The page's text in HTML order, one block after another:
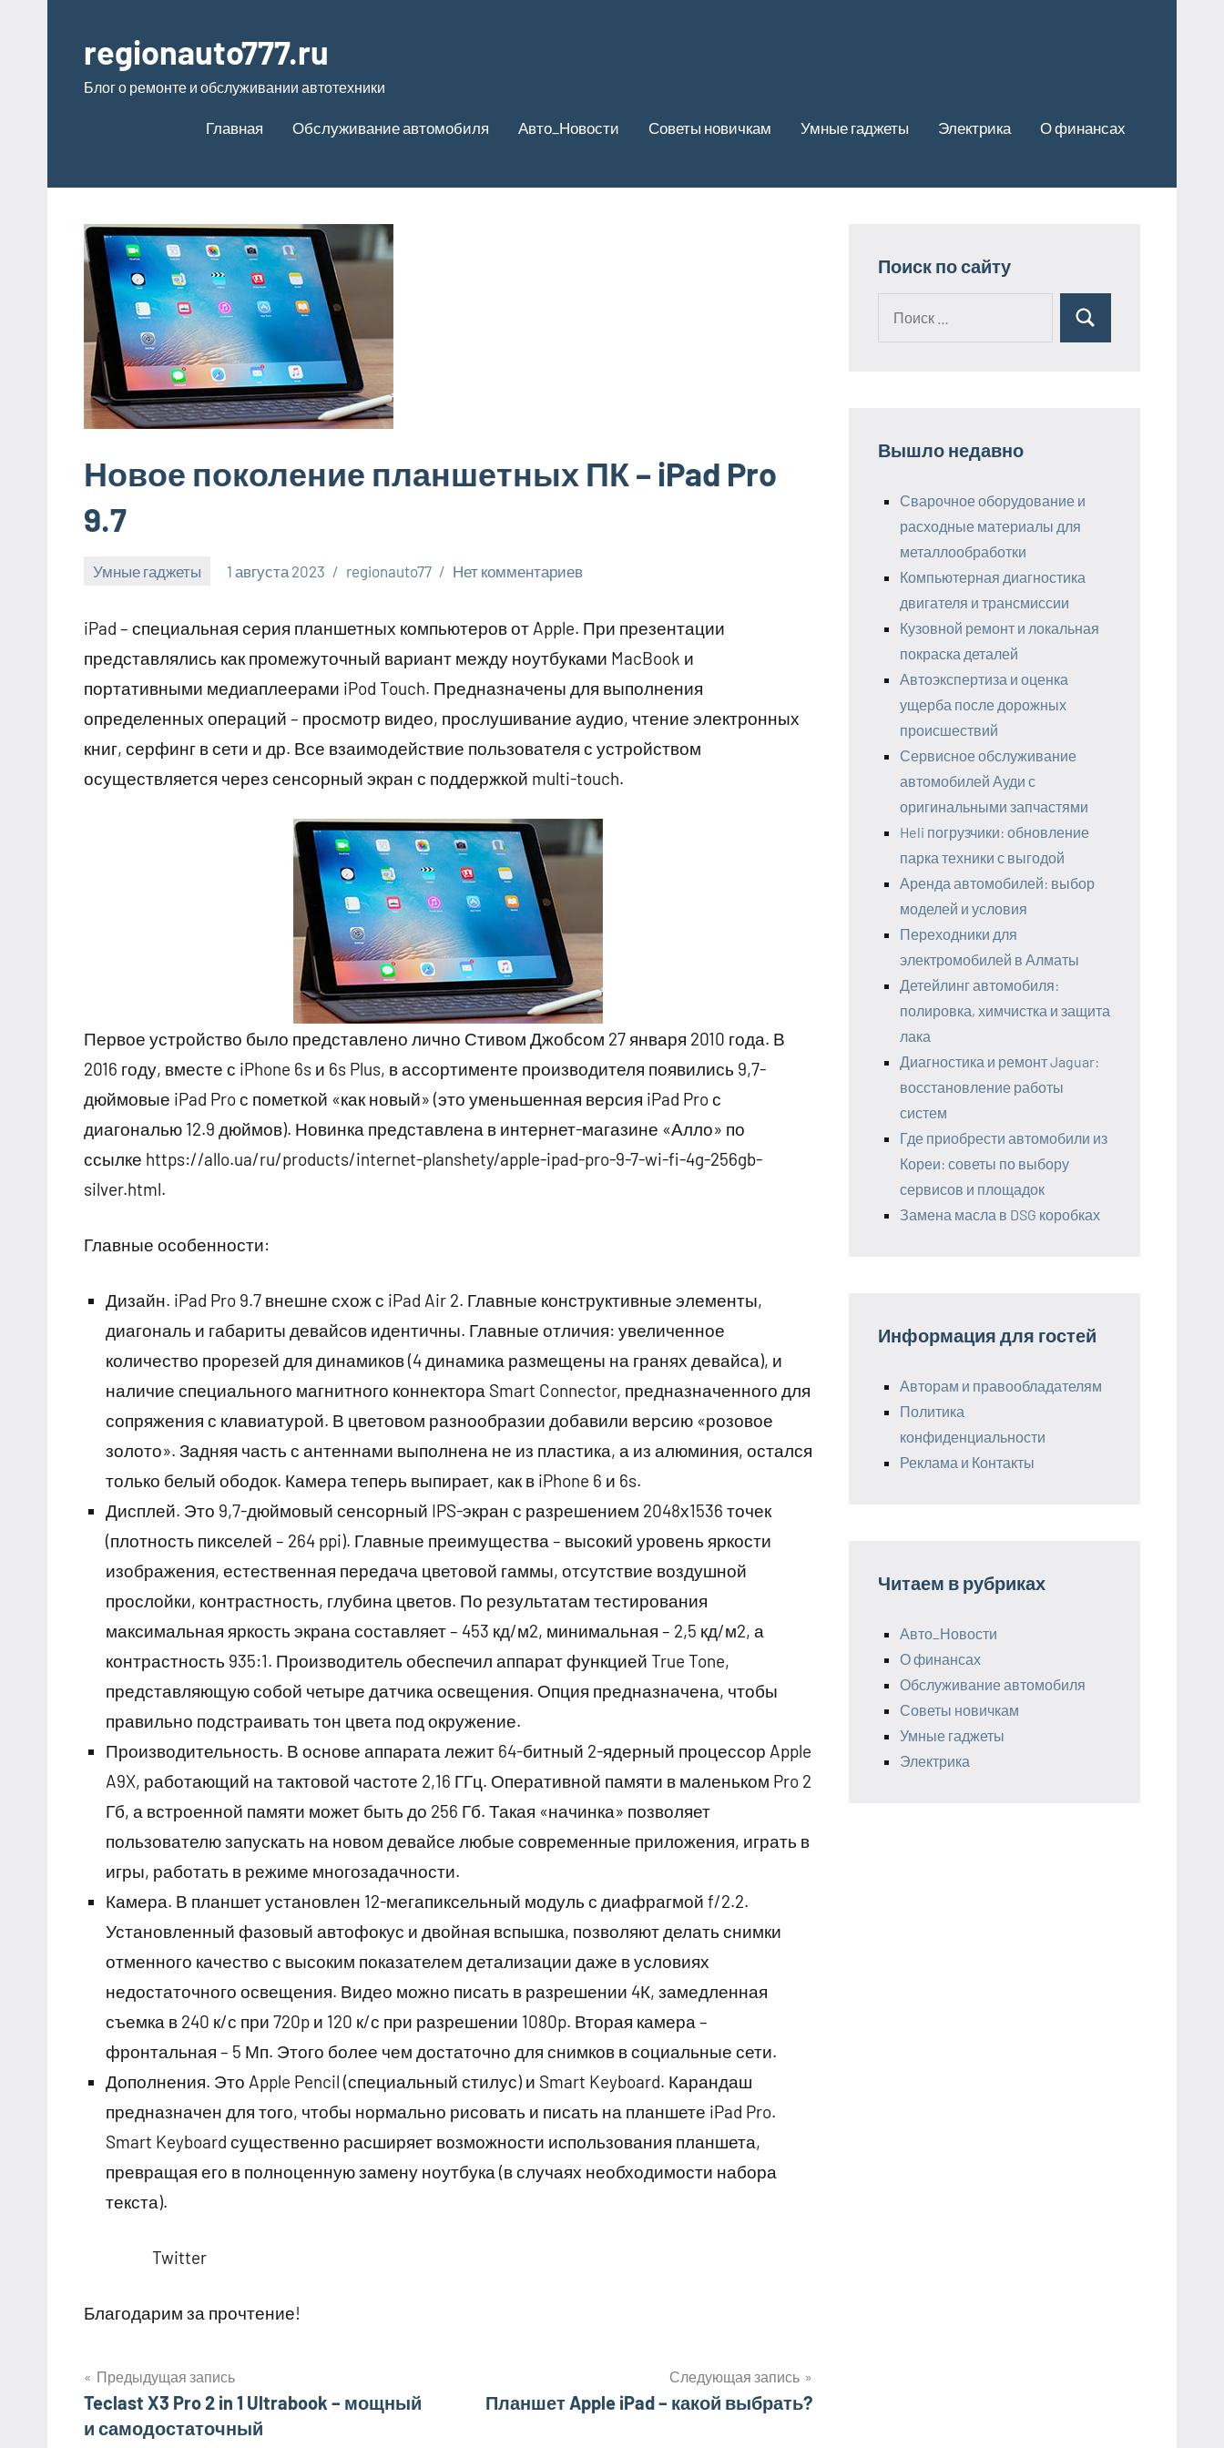
содержимому
regionauto777.ru
Блог о ремонте и обслуживании автотехники
Главная Обслуживание автомобиля Авто_Новости Советы новичкам Умные гаджеты Электрика О финансах
Новое поколение планшетных ПК – iPad Pro
9.7
Умные гаджеты 1 августа 2023 regionauto77 Нет комментариев
iPad – специальная серия планшетных компьютеров от Apple. При презентации
представлялись как промежуточный вариант между ноутбуками MacBook и
портативными медиаплеерами iPod Touch. Предназначены для выполнения
определенных операций – просмотр видео, прослушивание аудио, чтение электронных
книг, серфинг в сети и др. Все взаимодействие пользователя с устройством
осуществляется через сенсорный экран с поддержкой multi-touch.
Первое устройство было представлено лично Стивом Джобсом 27 января 2010 года. В
2016 году, вместе с iPhone 6s и 6s Plus, в ассортименте производителя появились 9,7-
дюймовые iPad Pro с пометкой «как новый» (это уменьшенная версия iPad Pro с
диагональю 12.9 дюймов). Новинка представлена в интернет-магазине «Алло» по
ссылке https://allo.ua/ru/products/internet-planshety/apple-ipad-pro-9-7-wi-fi-4g-256gb-
silver.html.
Главные особенности:
Дизайн. iPad Pro 9.7 внешне схож с iPad Air 2. Главные конструктивные элементы,
диагональ и габариты девайсов идентичны. Главные отличия: увеличенное
количество прорезей для динамиков (4 динамика размещены на гранях девайса), и
наличие специального магнитного коннектора Smart Connector, предназначенного для
сопряжения с клавиатурой. В цветовом разнообразии добавили версию «розовое
золото». Задняя часть с антеннами выполнена не из пластика, а из алюминия, остался
только белый ободок. Камера теперь выпирает, как в iPhone 6 и 6s.
Дисплей. Это 9,7-дюймовый сенсорный IPS-экран с разрешением 2048х1536 точек
(плотность пикселей – 264 ppi). Главные преимущества – высокий уровень яркости
изображения, естественная передача цветовой гаммы, отсутствие воздушной
прослойки, контрастность, глубина цветов. По результатам тестирования
максимальная яркость экрана составляет – 453 кд/м2, минимальная – 2,5 кд/м2, а
контрастность 935:1. Производитель обеспечил аппарат функцией True Tone,
представляющую собой четыре датчика освещения. Опция предназначена, чтобы
правильно подстраивать тон цвета под окружение.
Производительность. В основе аппарата лежит 64-битный 2-ядерный процессор Apple
A9X, работающий на тактовой частоте 2,16 ГГц. Оперативной памяти в маленьком Pro 2
Гб, а встроенной памяти может быть до 256 Гб. Такая «начинка» позволяет
пользователю запускать на новом девайсе любые современные приложения, играть в
игры, работать в режиме многозадачности.
Камера. В планшет установлен 12-мегапиксельный модуль с диафрагмой f/2.2.
Установленный фазовый автофокус и двойная вспышка, позволяют делать снимки
отменного качество с высоким показателем детализации даже в условиях
недостаточного освещения. Видео можно писать в разрешении 4К, замедленная
съемка в 240 к/с при 720p и 120 к/с при разрешении 1080p. Вторая камера –
фронтальная – 5 Мп. Этого более чем достаточно для снимков в социальные сети.
Дополнения. Это Apple Pencil (специальный стилус) и Smart Keyboard. Карандаш
предназначен для того, чтобы нормально рисовать и писать на планшете iPad Pro.
Smart Keyboard существенно расширяет возможности использования планшета,
превращая его в полноценную замену ноутбука (в случаях необходимости набора
текста).
Twitter
Благодарим за прочтение!
Навигация
Предыдущая запись
Teclast X3 Pro 2 in 1 Ultrabook – мощный
и самодостаточный
Следующая запись
Планшет Apple iPad – какой выбрать?
Поиск по сайту
Поиск
Вышло недавно
Сварочное оборудование и
расходные материалы для
металлообработки
Компьютерная диагностика
двигателя и трансмиссии
Кузовной ремонт и локальная
покраска деталей
Автоэкспертиза и оценка
ущерба после дорожных
происшествий
Сервисное обслуживание
автомобилей Ауди с
оригинальными запчастями
Heli погрузчики: обновление
парка техники с выгодой
Аренда автомобилей: выбор
моделей и условия
Переходники для
электромобилей в Алматы
Детейлинг автомобиля:
полировка, химчистка и защита
лака
Диагностика и ремонт Jaguar:
восстановление работы
систем
Где приобрести автомобили из
Кореи: советы по выбору
сервисов и площадок
Замена масла в DSG коробках
Информация для гостей
Авторам и правообладателям
Политика
конфиденциальности
Реклама и Контакты
Читаем в рубриках
Авто_Новости
О финансах
Обслуживание автомобиля
Советы новичкам
Умные гаджеты
Электрика